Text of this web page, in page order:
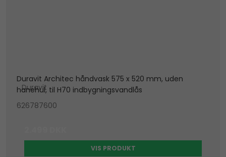
Duravit Architec håndvask 575 x 520 mm, uden
hanehul, til H70 indbygningsvandlås
Duravit
626787600
VIS PRODUKT